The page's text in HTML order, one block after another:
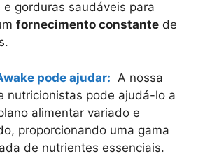
e gorduras saudáveis para
fornecimento constante de
pode ajudar: A nossa
nutricionistas pode ajudá-lo a
alimentar variado e
proporcionando uma gama
de nutrientes essenciais.